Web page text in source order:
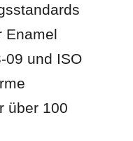
Enamel
09 und ISO
über 100